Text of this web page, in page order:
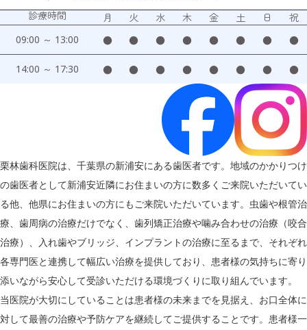
診療時間
月 火 水 木 金 土 日 祝
09:00 ～ 13:00 ● ● ● ● ● ● ● ●
14:00 ～ 17:30 ● ● ● ● ● ● ● ●
栗林歯科医院は、千葉県の新浦安にある歯医者です。地域のかかりつけ
の歯医者として新浦安近隣にお住まいの方に数多くご来院いただいてい
る他、他県にお住まいの方にもご来院いただいています。虫歯や根管治
療、歯周病の治療だけでなく、歯列矯正治療や噛み合わせの治療（咬合
治療）、入れ歯やブリッジ、インプラントの治療に至るまで、それぞれ
各専門医と連携して幅広い治療を提供しており、患者様の気持ちに寄り
添いながら安心して受診いただける環境づくりに取り組んでいます。
当医院が大切にしていることは患者様の未来までを見据え、お口全体に
対して最善の治療や予防ケアを継続してご提供することです。患者様一